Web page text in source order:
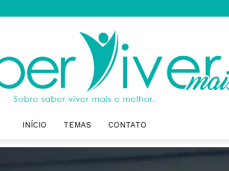
Saber
INÍCIO TEMAS CONTATO